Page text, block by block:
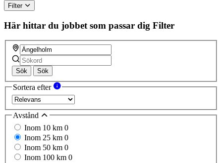
Filter
Här hittar du jobbet som passar dig Filter
Sök Sök
Sortera efter
Avstånd
Inom 10 km 0
Inom 25 km 0
Inom 50 km 0
Inom 100 km 0